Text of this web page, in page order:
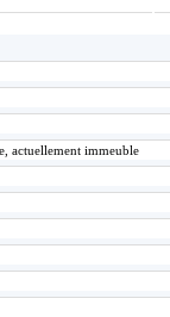
actuellement immeuble